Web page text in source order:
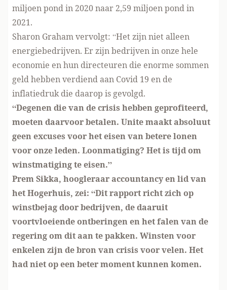
miljoen pond in 2020 naar 2,59 miljoen pond in
2021.
Sharon Graham vervolgt: “Het zijn niet alleen
energiebedrijven. Er zijn bedrijven in onze hele
economie en hun directeuren die enorme sommen
geld hebben verdiend aan Covid 19 en de
inflatiedruk die daarop is gevolgd.
“Degenen die van de crisis hebben geprofiteerd,
moeten daarvoor betalen. Unite maakt absoluut
geen excuses voor het eisen van betere lonen
voor onze leden. Loonmatiging? Het is tijd om
winstmatiging te eisen.”
Prem Sikka, hoogleraar accountancy en lid van
het Hogerhuis, zei: “Dit rapport richt zich op
winstbejag door bedrijven, de daaruit
voortvloeiende ontberingen en het falen van de
regering om dit aan te pakken. Winsten voor
enkelen zijn de bron van crisis voor velen. Het
had niet op een beter moment kunnen komen.